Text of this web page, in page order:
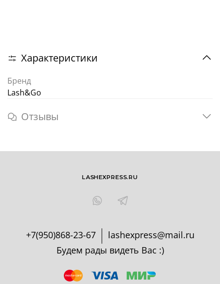
Характеристики
Бренд
Lash&Go
Отзывы
+7(950)868-23-67
lashexpress@mail.ru
Будем рады видеть Вас :)
LASHEXPRESS.RU